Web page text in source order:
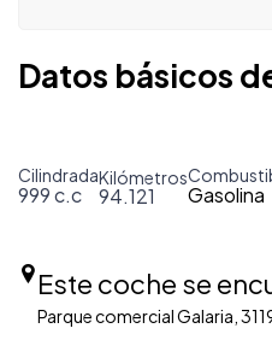
Datos básicos
Cilindrada
999 c.c
Kilómetros
94.121 Gasolina
Este coche se
Parque comercial Galaria,